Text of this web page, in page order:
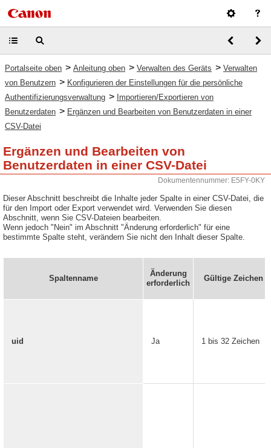
Portalseite oben > Anleitung oben > Verwalten des Geräts > Verwalten
von Benutzern > Konfigurieren der Einstellungen für die persönliche
Authentifizierungsverwaltung > Importieren/Exportieren von
Benutzerdaten > Ergänzen und Bearbeiten von Benutzerdaten in einer
CSV-Datei
Ergänzen und Bearbeiten von
Benutzerdaten in einer CSV-Datei
Dokumentennummer: E5FY-0KY
Dieser Abschnitt beschreibt die Inhalte jeder Spalte in einer CSV-Datei, die
für den Import oder Export verwendet wird. Verwenden Sie diesen
Abschnitt, wenn Sie CSV-Dateien bearbeiten.
Wenn jedoch "Nein" im Abschnitt "Änderung erforderlich" für eine
bestimmte Spalte steht, verändern Sie nicht den Inhalt dieser Spalte.
Spaltenname
Änderung
erforderlich
Gültige Zeichen
uid Ja 1 bis 32 Zeichen